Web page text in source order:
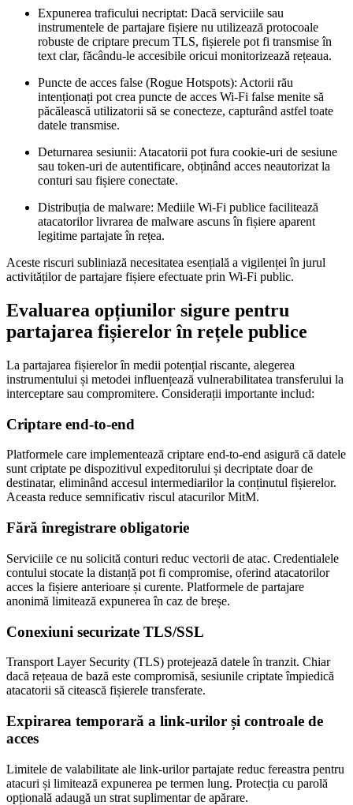
Expunerea traficului necriptat: Dacă serviciile sau
instrumentele de partajare fișiere nu utilizează protocoale
robuste de criptare precum TLS, fișierele pot fi transmise în
text clar, făcându-le accesibile oricui monitorizează rețeaua.
Puncte de acces false (Rogue Hotspots): Actorii rău
intenționați pot crea puncte de acces Wi-Fi false menite să
păcălească utilizatorii să se conecteze, capturând astfel toate
datele transmise.
Deturnarea sesiunii: Atacatorii pot fura cookie-uri de sesiune
sau token-uri de autentificare, obținând acces neautorizat la
conturi sau fișiere conectate.
Distribuția de malware: Mediile Wi-Fi publice facilitează
atacatorilor livrarea de malware ascuns în fișiere aparent
legitime partajate în rețea.
Aceste riscuri subliniază necesitatea esențială a vigilenței în jurul
activităților de partajare fișiere efectuate prin Wi-Fi public.
Evaluarea opțiunilor sigure pentru
partajarea fișierelor în rețele publice
La partajarea fișierelor în medii potențial riscante, alegerea
instrumentului și metodei influențează vulnerabilitatea transferului la
interceptare sau compromitere. Considerații importante includ:
Criptare end-to-end
Platformele care implementează criptare end-to-end asigură că datele
sunt criptate pe dispozitivul expeditorului și decriptate doar de
destinatar, eliminând accesul intermediarilor la conținutul fișierelor.
Aceasta reduce semnificativ riscul atacurilor MitM.
Fără înregistrare obligatorie
Serviciile ce nu solicită conturi reduc vectorii de atac. Credentialele
contului stocate la distanță pot fi compromise, oferind atacatorilor
acces la fișiere anterioare și curente. Platformele de partajare
anonimă limitează expunerea în caz de breșe.
Conexiuni securizate TLS/SSL
Transport Layer Security (TLS) protejează datele în tranzit. Chiar
dacă rețeaua de bază este compromisă, sesiunile criptate împiedică
atacatorii să citească fișierele transferate.
Expirarea temporară a link-urilor și controale de
acces
Limitele de valabilitate ale link-urilor partajate reduc fereastra pentru
atacuri și limitează expunerea pe termen lung. Protecția cu parolă
opțională adaugă un strat suplimentar de apărare.